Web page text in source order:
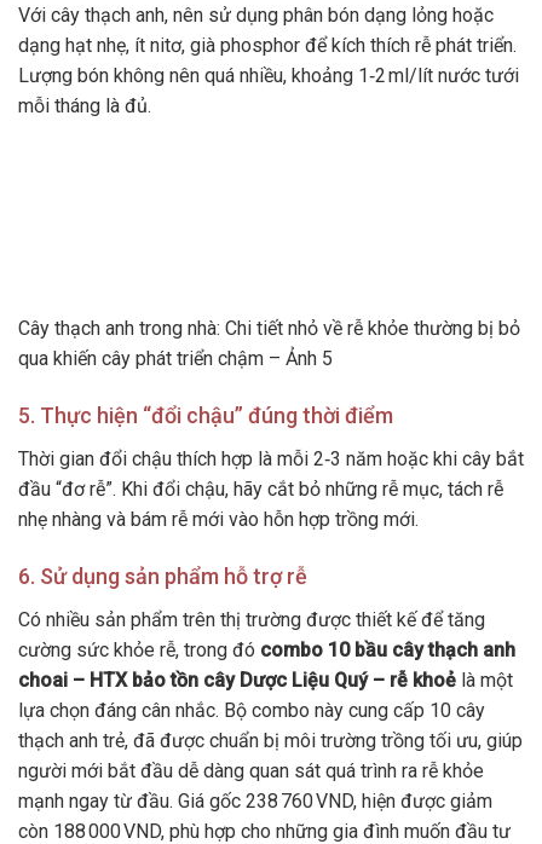
Với cây thạch anh, nên sử dụng phân bón dạng lỏng hoặc
dạng hạt nhẹ, ít nitơ, già phosphor để kích thích rễ phát triển.
Lượng bón không nên quá nhiều, khoảng 1‑2 ml/lít nước tưới
mỗi tháng là đủ.
Cây thạch anh trong nhà: Chi tiết nhỏ về rễ khỏe thường bị bỏ
qua khiến cây phát triển chậm – Ảnh 5
5. Thực hiện “đổi chậu” đúng thời điểm
Thời gian đổi chậu thích hợp là mỗi 2‑3 năm hoặc khi cây bắt
đầu “đơ rễ”. Khi đổi chậu, hãy cắt bỏ những rễ mục, tách rễ
nhẹ nhàng và bám rễ mới vào hỗn hợp trồng mới.
6. Sử dụng sản phẩm hỗ trợ rễ
Có nhiều sản phẩm trên thị trường được thiết kế để tăng
cường sức khỏe rễ, trong đó combo 10 bầu cây thạch anh
choai – HTX bảo tồn cây Dược Liệu Quý – rễ khoẻ là một
lựa chọn đáng cân nhắc. Bộ combo này cung cấp 10 cây
thạch anh trẻ, đã được chuẩn bị môi trường trồng tối ưu, giúp
người mới bắt đầu dễ dàng quan sát quá trình ra rễ khỏe
mạnh ngay từ đầu. Giá gốc 238 760 VND, hiện được giảm
còn 188 000 VND, phù hợp cho những gia đình muốn đầu tư